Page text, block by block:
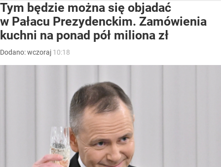
Tym będzie można się objadać
w Pałacu Prezydenckim. Zamówienia
kuchni na ponad pół miliona zł
Dodano:wczoraj 10:18